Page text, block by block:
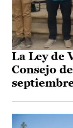
La Ley de
Consejo